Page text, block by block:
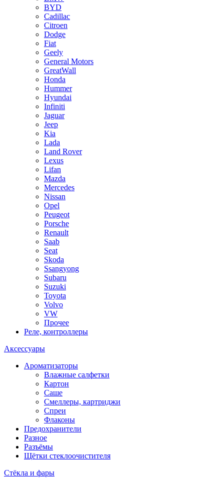
BYD
Cadillac
Citroen
Dodge
Fiat
Geely
General Motors
GreatWall
Honda
Hummer
Hyundai
Infiniti
Jaguar
Jeep
Kia
Lada
Land Rover
Lexus
Lifan
Mazda
Mercedes
Nissan
Opel
Peugeot
Porsche
Renault
Saab
Seat
Skoda
Ssangyong
Subaru
Suzuki
Toyota
Volvo
VW
Прочее
Реле, контроллеры
Аксессуары
Ароматизаторы
Влажные салфетки
Картон
Саше
Смеллеры, картриджи
Спреи
Флаконы
Предохранители
Разное
Разъёмы
Щётки стеклоочистителя
Стёкла и фары